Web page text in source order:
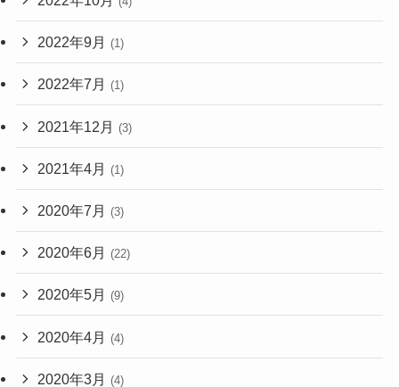
2022年9月 (1)
2022年7月 (1)
2021年12月 (3)
2021年4月 (1)
2020年7月 (3)
2020年6月 (22)
2020年5月 (9)
2020年4月 (4)
2020年3月 (4)